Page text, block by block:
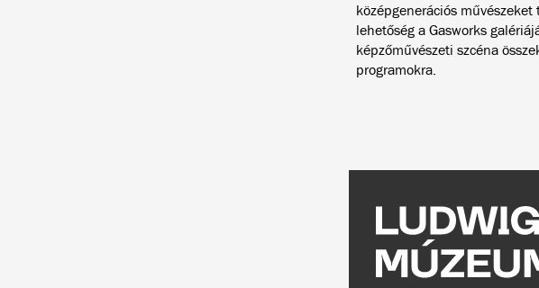
középgenerációs
lehetőség a Gasworks
képzőművészeti szcéna
programokra.